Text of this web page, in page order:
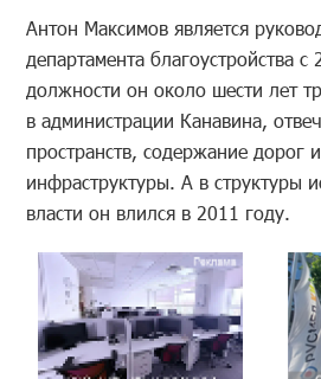
Антон Максимов является
департамента благоустройства
должности он около шести лет
в администрации Канавина,
пространств, содержание дорог
инфраструктуры. А в структуры
власти он влился в 2011 году.